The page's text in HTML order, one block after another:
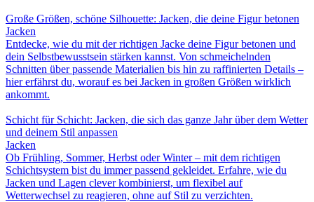
Große Größen, schöne Silhouette: Jacken, die deine Figur betonen
Jacken
Entdecke, wie du mit der richtigen Jacke deine Figur betonen und
dein Selbstbewusstsein stärken kannst. Von schmeichelnden
Schnitten über passende Materialien bis hin zu raffinierten Details –
hier erfährst du, worauf es bei Jacken in großen Größen wirklich
ankommt.
Schicht für Schicht: Jacken, die sich das ganze Jahr über dem Wetter
und deinem Stil anpassen
Jacken
Ob Frühling, Sommer, Herbst oder Winter – mit dem richtigen
Schichtsystem bist du immer passend gekleidet. Erfahre, wie du
Jacken und Lagen clever kombinierst, um flexibel auf
Wetterwechsel zu reagieren, ohne auf Stil zu verzichten.